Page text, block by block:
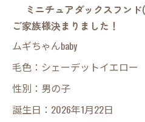
ミニチュアダックスフン
ご家族様決まりました！
ムギちゃんbaby
毛色：シェーデットイエロー
性別：男の子
誕生日：2026年1月22日